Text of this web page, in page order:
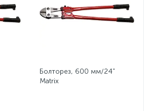
Болторез, 600 мм/24"
Matrix